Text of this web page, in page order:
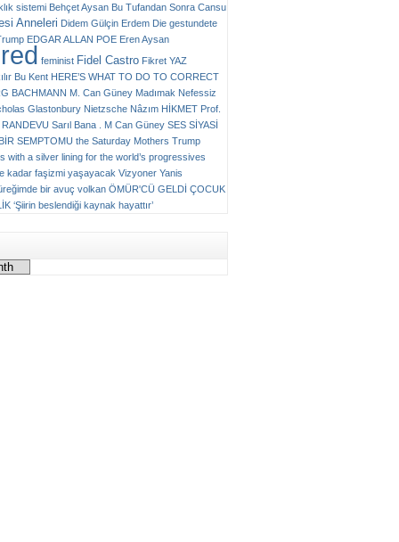
sistemi Behçet Aysan Bu Tufandan Sonra Cansu
Anneleri Didem Gülçin Erdem Die gestundete
EDGAR ALLAN POE Eren Aysan
feminist Fidel Castro Fikret YAZ
Bu Kent HERE’S WHAT TO DO TO CORRECT
BACHMANN M. Can Güney Madımak Nefessiz
Glastonbury Nietzsche Nâzım HİKMET Prof.
RANDEVU Sarıl Bana . M Can Güney SES SİYASİ
SEMPTOMU the Saturday Mothers Trump
with a silver lining for the world’s progressives
kadar faşizmi yaşayacak Vizyoner Yanis
bir avuç volkan ÖMÜR'CÜ GELDİ ÇOCUK
‘Şiirin beslendiği kaynak hayattır’